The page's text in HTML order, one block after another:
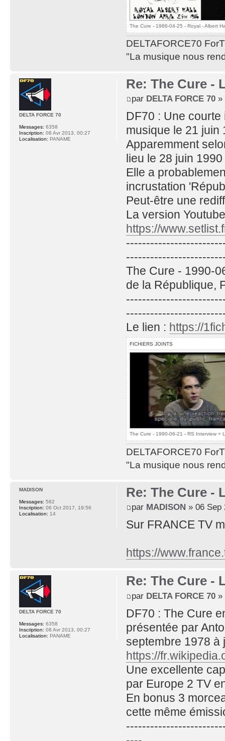
The Cure - 1986-04-25 - Royal - Albert
DELTAFORCE70
"La musique nous
Re: The Cure -
par DELTA FORCE 70»
DF70 : Une
musique le 21 juin
Apparemment
lieu le 28 juin
Elle a
incrustation
Peut-être une
La version
https://
The Cure - 1990-
de la République,
Le lien : https://
FICHIERS JOINTS
The Cure - 1990-06-21 - RS Interview +
DELTAFORCE70
"La musique nous
DELTA FORCE 70
Messages: 6358
Inscription: 08 Avr 2013, 00:27
Localisation: PANAME
Re: The Cure -
par MADISON » 06 Sep
Sur FRANCE TV
https://
MADISON
Messages: 582
Inscription: 06 Oct 2017, 19:56
Localisation: 14
Re: The Cure -
par DELTA FORCE 70»
DF70 : The Cure
présentée par
septembre 1978 à
https://
Une excellente
par Europe 2 TV
En bonus 3
cette même
DELTA FORCE 70
Messages: 6358
Inscription: 08 Avr 2013, 00:27
Localisation: PANAME